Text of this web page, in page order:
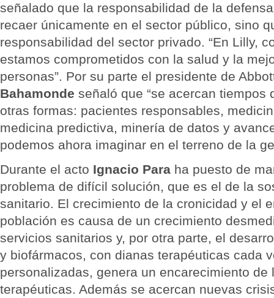
señalado que la responsabilidad de la
recaer únicamente en el sector público, sino
responsabilidad del sector privado. “En Lilly,
estamos comprometidos con la salud y la
personas”. Por su parte el presidente de
Bahamonde señaló que “se acercan tiempos
otras formas: pacientes responsables,
medicina predictiva, minería de datos y
podemos ahora imaginar en el terreno de la
Durante el acto Ignacio Para ha puesto de
problema de difícil solución, que es el de la
sanitario. El crecimiento de la cronicidad y el
población es causa de un crecimiento
servicios sanitarios y, por otra parte, el
y biofármacos, con dianas terapéuticas cada
personalizadas, genera un encarecimiento
terapéuticas. Además se acercan nuevas